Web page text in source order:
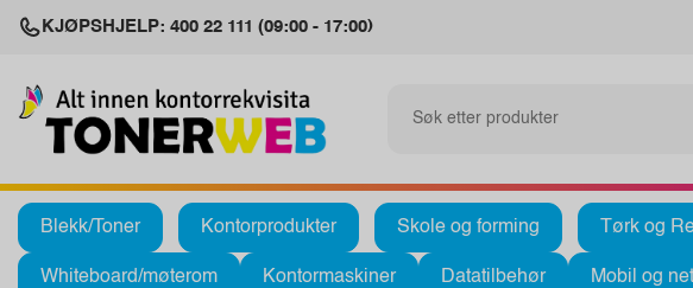
KJØPSHJELP: 400 22 111 (09:00 - 17:00)
Blekk/Toner Kontorprodukter Skole og forming Tørk og
Whiteboard/møterom Kontormaskiner Datatilbehør Mobil og